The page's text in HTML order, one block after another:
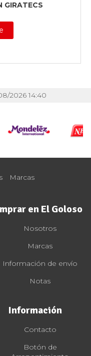
GIRATECS
2026 14:40
Marcas
en El Goloso
Nosotros
Marcas
Información de envío
Notas
Información
Contacto
Botón de